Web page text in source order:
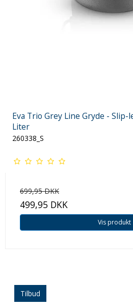
Eva Trio Grey Line Gryde -
Liter
260338_S
699,95 DKK
499,95 DKK
Vis produkt
Tilbud